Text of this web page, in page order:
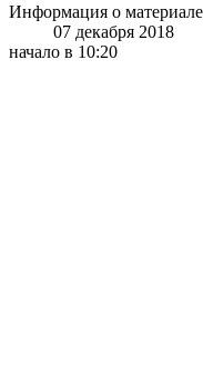
Информация о материале
07 декабря 2018
начало в 10:20